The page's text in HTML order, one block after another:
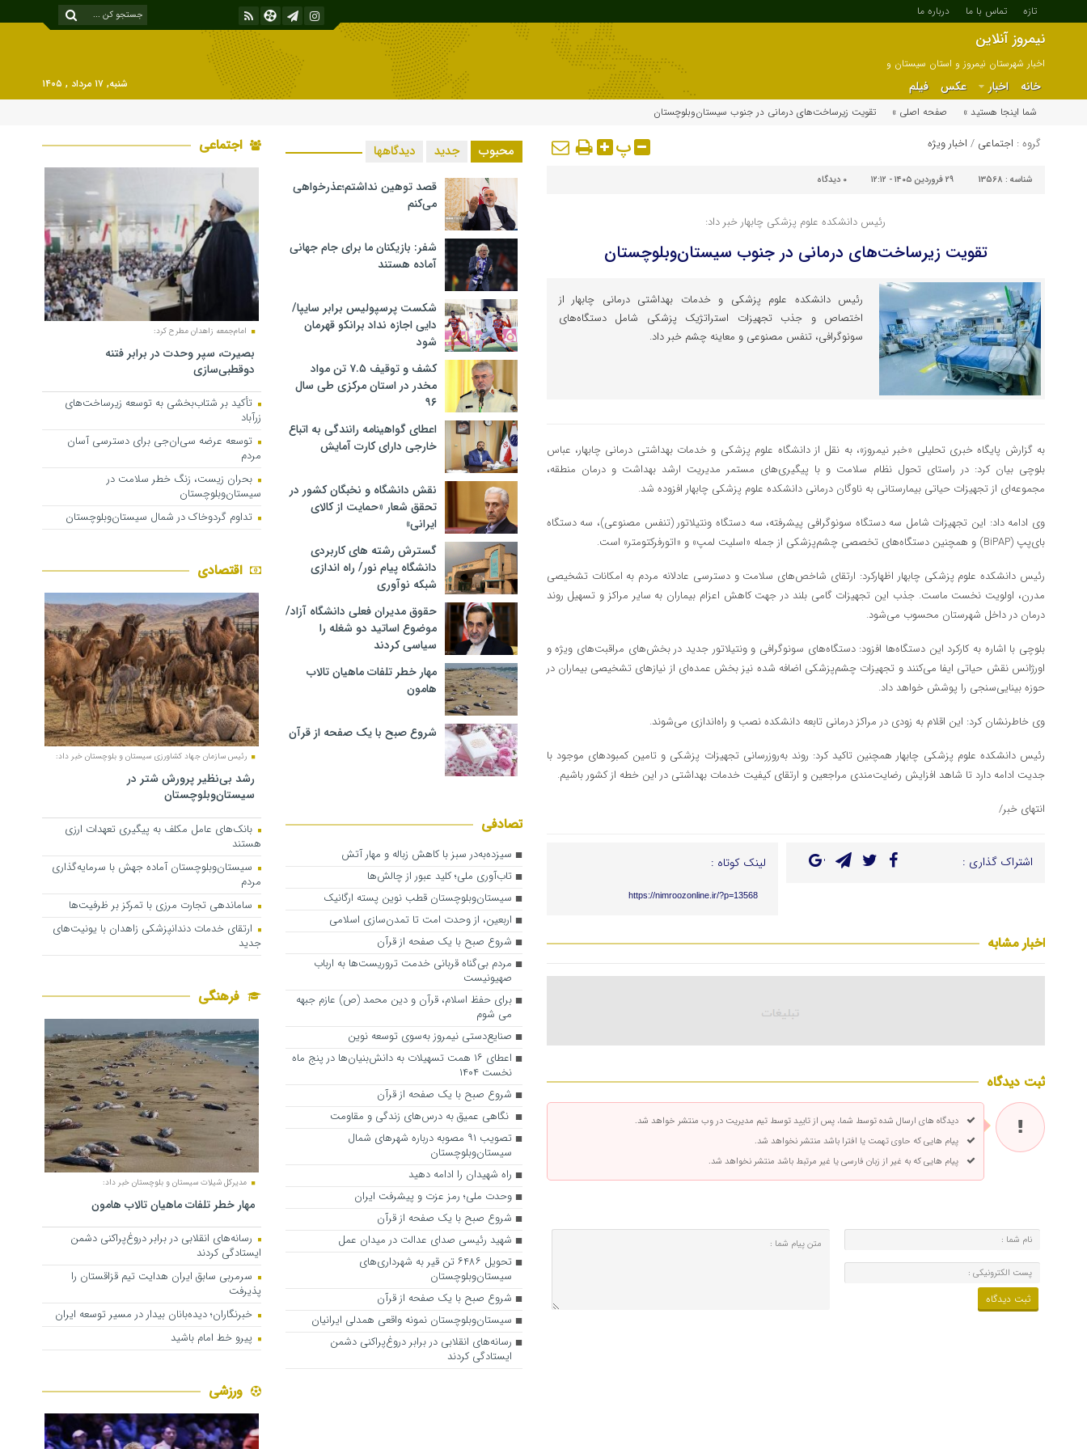
تازه تماس با ما درباره ما
نیمروز آنلاین
اخبار شهرستان نیمروز و استان سیستان و
بلوچستان
خانه اخبار عکس فیلم
شنبه, ۱۷ مرداد , ۱۴۰۵
شما اینجا هستید »
صفحه اصلی » تقویت زیرساخت‌های درمانی در جنوب سیستان‌وبلوچستان
گروه : اجتماعی / اخبار ویژه پ
شناسه : 13568 ۲۹ فروردین ۱۴۰۵ - ۱۲:۱۲ ۰ دیدگاه
رئیس دانشکده علوم پزشکی چابهار خبر داد:
تقویت زیرساخت‌های درمانی در جنوب سیستان‌وبلوچستان
رئیس دانشکده علوم پزشکی و خدمات بهداشتی درمانی چابهار از
اختصاص و جذب تجهیزات استراتژیک پزشکی شامل دستگاه‌های
سونوگرافی، تنفس مصنوعی و معاینه چشم خبر داد.
به گزارش پایگاه خبری تحلیلی «خبر نیمروز»، به نقل از دانشگاه علوم پزشکی و خدمات بهداشتی درمانی چابهار، عباس
بلوچی بیان کرد: در راستای تحول نظام سلامت و با پیگیری‌های مستمر مدیریت ارشد بهداشت و درمان منطقه،
مجموعه‌ای از تجهیزات حیاتی بیمارستانی به ناوگان درمانی دانشکده علوم پزشکی چابهار افزوده شد.
وی ادامه داد: این تجهیزات شامل سه دستگاه سونوگرافی پیشرفته، سه دستگاه ونتیلاتور (تنفس مصنوعی)، سه دستگاه
بای‌پپ (BiPAP) و همچنین دستگاه‌های تخصصی چشم‌پزشکی از جمله «اسلیت لمپ» و «اتورفرکتومتر» است.
رئیس دانشکده علوم پزشکی چابهار اظهارکرد: ارتقای شاخص‌های سلامت و دسترسی عادلانه مردم به امکانات تشخیصی
مدرن، اولویت نخست ماست. جذب این تجهیزات گامی بلند در جهت کاهش اعزام بیماران به سایر مراکز و تسهیل روند
درمان در داخل شهرستان محسوب می‌شود.
بلوچی با اشاره به کارکرد این دستگاه‌ها افزود: دستگاه‌های سونوگرافی و ونتیلاتور جدید در بخش‌های مراقبت‌های ویژه و
اورژانس نقش حیاتی ایفا می‌کنند و تجهیزات چشم‌پزشکی اضافه‌ شده نیز بخش عمده‌ای از نیازهای تشخیصی بیماران در
حوزه بینایی‌سنجی را پوشش خواهد داد.
وی خاطرنشان کرد: این اقلام به زودی در مراکز درمانی تابعه دانشکده نصب و راه‌اندازی می‌شوند.
رئیس دانشکده علوم پزشکی چابهار همچنین تاکید کرد: روند به‌روزرسانی تجهیزات پزشکی و تامین کمبودهای موجود با
جدیت ادامه دارد تا شاهد افزایش رضایت‌مندی مراجعین و ارتقای کیفیت خدمات بهداشتی در این خطه از کشور باشیم.
انتهای خبر/
اشتراک گذاری : لینک کوتاه :
https://nimroozonline.ir/?p=13568
اخبار مشابه
ثبت دیدگاه
دیدگاه های ارسال شده توسط شما، پس از تایید توسط تیم مدیریت در وب منتشر خواهد شد.
پیام هایی که حاوی تهمت یا افترا باشد منتشر نخواهد شد.
پیام هایی که به غیر از زبان فارسی یا غیر مرتبط باشد منتشر نخواهد شد.
محبوب جدید دیدگاهها
قصد توهین نداشتم؛عذرخواهی
می‌کنم
شفر: بازیکنان ما برای جام جهانی
آماده هستند
شکست پرسپولیس برابر سایپا/
دایی اجازه نداد برانکو قهرمان
شود
کشف و توقیف ۷.۵ تن مواد
مخدر در استان مرکزی طی سال
۹۶
اعطای گواهینامه رانندگی به اتباع
خارجی دارای کارت آمایش
نقش دانشگاه و نخبگان کشور در
تحقق شعار «حمایت از کالای
ایرانی»
گسترش رشته های کاربردی
دانشگاه پیام نور/ راه اندازی
شبکه نوآوری
حقوق مدیران فعلی دانشگاه آزاد/
موضوع اساتید دو شغله را
سیاسی کردند
مهار خطر تلفات ماهیان تالاب‌
هامون
شروع صبح با یک صفحه از قرآن
تصادفی
سیزده‌به‌در سبز با کاهش زباله و مهار آتش
تاب‌آوری ملی؛ کلید عبور از چالش‌ها
سیستان‌‌وبلوچستان قطب نوین پسته ارگانیک
اربعین، از وحدت امت تا تمدن‌سازی اسلامی
شروع صبح با یک صفحه از قرآن
مردم بی‌گناه قربانی خدمت تروریست‌ها به ارباب
صهیونیست
برای حفظ اسلام، قرآن و دین محمد (ص) عازم جبهه
می شوم
صنایع‌دستی نیمروز به‌سوی توسعه نوین
اعطای ۱۶ همت تسهیلات به دانش‌بنیان‌ها در پنج ماه
نخست ۱۴۰۴
شروع صبح با یک صفحه از قرآن
نگاهی عمیق به درس‌های زندگی و مقاومت
تصویب ۹۱ مصوبه درباره شهرهای شمال
سیستان‌وبلوچستان
راه شهیدان را ادامه دهید
وحدت ملی؛ رمز عزت و پیشرفت ایران
شروع صبح با یک صفحه از قرآن
شهید رئیسی صدای عدالت در میدان عمل
تحویل ۶۴۸۶ تن قیر به شهرداری‌های
سیستان‌وبلوچستان
شروع صبح با یک صفحه از قرآن
سیستان‌وبلوچستان نمونه واقعی همدلی ایرانیان
رسانه‌های انقلابی در برابر دروغ‌پراکنی دشمن
ایستادگی کردند
اجتماعی
امام‌جمعه زاهدان مطرح کرد:
بصیرت، سپر وحدت در برابر فتنه
دوقطبی‌سازی
تأکید بر شتاب‌بخشی به توسعه زیرساخت‌های
زرآباد
توسعه عرضه سی‌ان‌جی برای دسترسی آسان
مردم
بحران زیست، زنگ خطر سلامت در
سیستان‌وبلوچستان
تداوم گردوخاک در شمال سیستان‌وبلوچستان
اقتصادی
رئیس سازمان جهاد کشاورزی سیستان و بلوچستان خبر داد:
رشد بی‌نظیر پرورش شتر در
سیستان‌وبلوچستان
بانک‌های عامل مکلف به پیگیری تعهدات ارزی
هستند
سیستان‌وبلوچستان آماده جهش با سرمایه‌گذاری
مردم
ساماندهی تجارت مرزی با تمرکز بر ظرفیت‌ها
ارتقای خدمات دندانپزشکی زاهدان با یونیت‌های
جدید
فرهنگی
مدیرکل شیلات سیستان و بلوچستان خبر داد:
مهار خطر تلفات ماهیان تالاب‌ هامون
رسانه‌های انقلابی در برابر دروغ‌پراکنی دشمن
ایستادگی کردند
سرمربی سابق ایران هدایت تیم قزاقستان را
پذیرفت
خبرنگاران؛ دیده‌بانان بیدار در مسیر توسعه ایران
پیرو خط امام باشید
ورزشی